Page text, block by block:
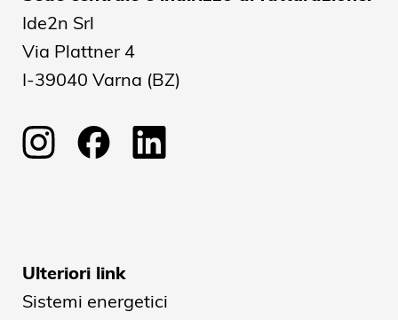
Ide2n Srl
Via Plattner 4
I-39040 Varna (BZ)
Ulteriori link
Sistemi energetici